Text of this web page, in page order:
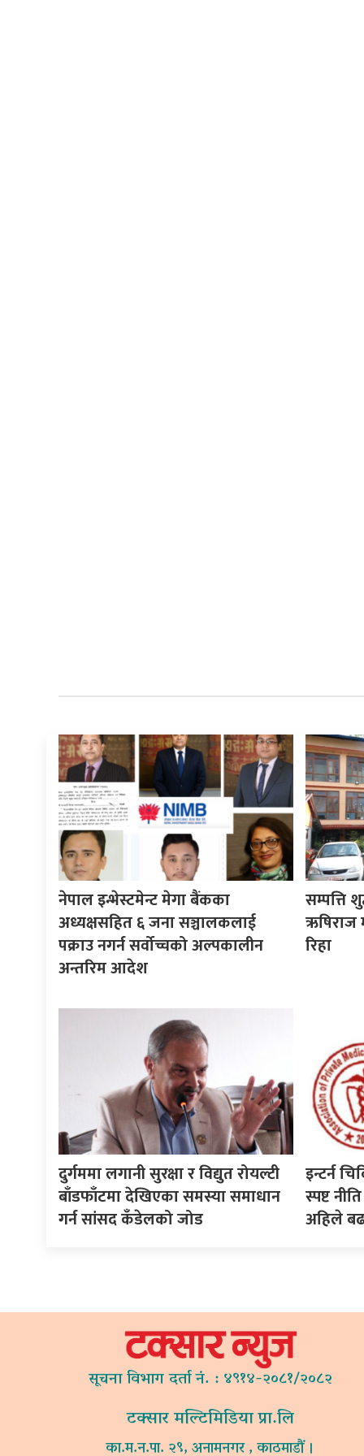
नेपाल इन्भेस्टमेन्ट मेगा बैंकका
अध्यक्षसहित ६ जना सञ्चालकलाई
पक्राउ नगर्न सर्वोच्चको अल्पकालीन
अन्तरिम आदेश
सम्पत्ति
ऋषिराज
रिहा
दुर्गममा लगानी सुरक्षा र विद्युत रोयल्टी
बाँडफाँटमा देखिएका समस्या समाधान
गर्न सांसद कँडेलको जोड
इन्टर्न
स्पष्ट
अहिले
सूचना विभाग दर्ता नं. : ४९१४-२०८१/२०८२
टक्सार मल्टिमिडिया प्रा.लि
का.म.न.पा. २९, अनामनगर , काठमाडौं ।